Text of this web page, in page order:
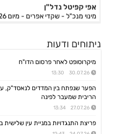
אפי קפיטל נדל"ן
מינוי מנכ"ל - שקדי אפרים - מיום 4.8.26
הגשת בקשה להקמת בנק Nayax America בארה"ב
לייבפרסון
הצגת הצעת רכישת החברה ע"י SOUNDHOUND AI
אפולו פאוור
ניתוחים ודעות
מיקרוסופט לאחר פרסום הדו"ח
30.07.26 13:30
הפער שנפתח בין המדדים לנאסד"ק,
הריבית שמעבר לפינה
27.07.26 13:34
פריצת התנגדויות במניית עין שלישית